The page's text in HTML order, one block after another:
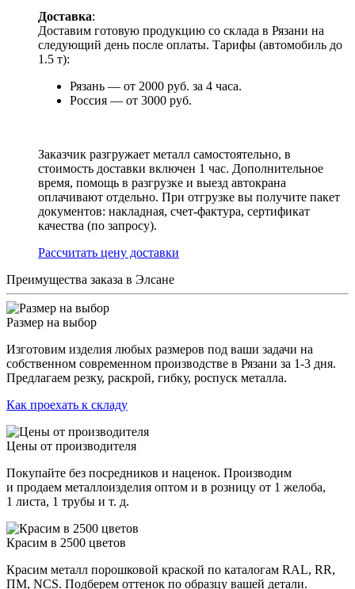
Доставка:
Доставим готовую продукцию со склада в Рязани на
следующий день после оплаты. Тарифы (автомобиль до
1.5 т):
Рязань — от 2000 руб. за 4 часа.
Россия — от 3000 руб.
Заказчик разгружает металл самостоятельно, в
стоимость доставки включен 1 час. Дополнительное
время, помощь в разгрузке и выезд автокрана
оплачивают отдельно. При отгрузке вы получите пакет
документов: накладная, счет-фактура, сертификат
качества (по запросу).
Раcсчитать цену доставки
Преимущества заказа в Элсане
Размер на выбор
Изготовим изделия любых размеров под ваши задачи на
собственном современном производстве в Рязани за 1-3 дня.
Предлагаем резку, раскрой, гибку, роспуск металла.
Как проехать к складу
Цены от производителя
Покупайте без посредников и наценок. Производим
и продаем металлоизделия оптом и в розницу от 1 желоба,
1 листа, 1 трубы и т. д.
Красим в 2500 цветов
Красим металл порошковой краской по каталогам RAL, RR,
ПМ, NCS. Подберем оттенок по образцу вашей детали.